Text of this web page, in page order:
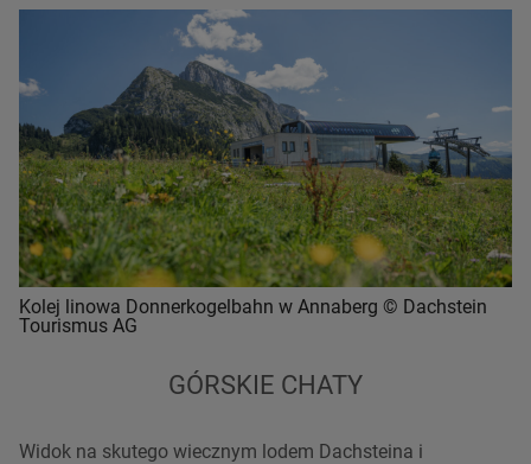
Kolej linowa Donnerkogelbahn w Annaberg © Dachstein
Tourismus AG
GÓRSKIE CHATY
Widok na skutego wiecznym lodem Dachsteina i